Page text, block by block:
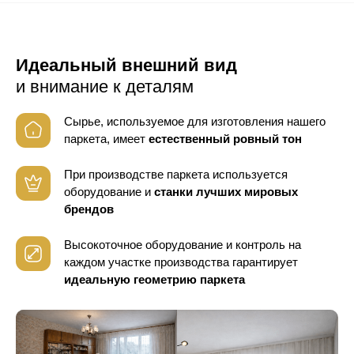
Идеальный внешний вид
и внимание к деталям
Сырье, используемое для изготовления нашего
паркета, имеет естественный ровный тон
При производстве паркета используется
оборудование и станки лучших мировых
брендов
Высокоточное оборудование и контроль на
каждом участке производства гарантирует
идеальную геометрию паркета